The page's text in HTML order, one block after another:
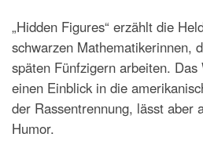
„Hidden Figures“ erzählt die
schwarzen Mathematikerinnen,
späten Fünfzigern arbeiten.
einen Einblick in die
der Rassentrennung, lässt aber
Humor.